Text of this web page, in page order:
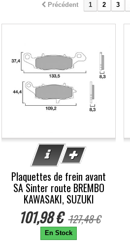
Précédent 1 2 3
Plaquettes de frein avant
SA Sinter route BREMBO
KAWASAKI, SUZUKI
101,98 € 127,48 €
En Stock